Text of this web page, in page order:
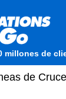
millones de
de